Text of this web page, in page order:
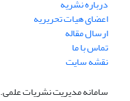
درباره نشریه
اعضای هیات تحریریه
ارسال مقاله
تماس با ما
نقشه سایت
سامانه مدیریت نشریات علمی.